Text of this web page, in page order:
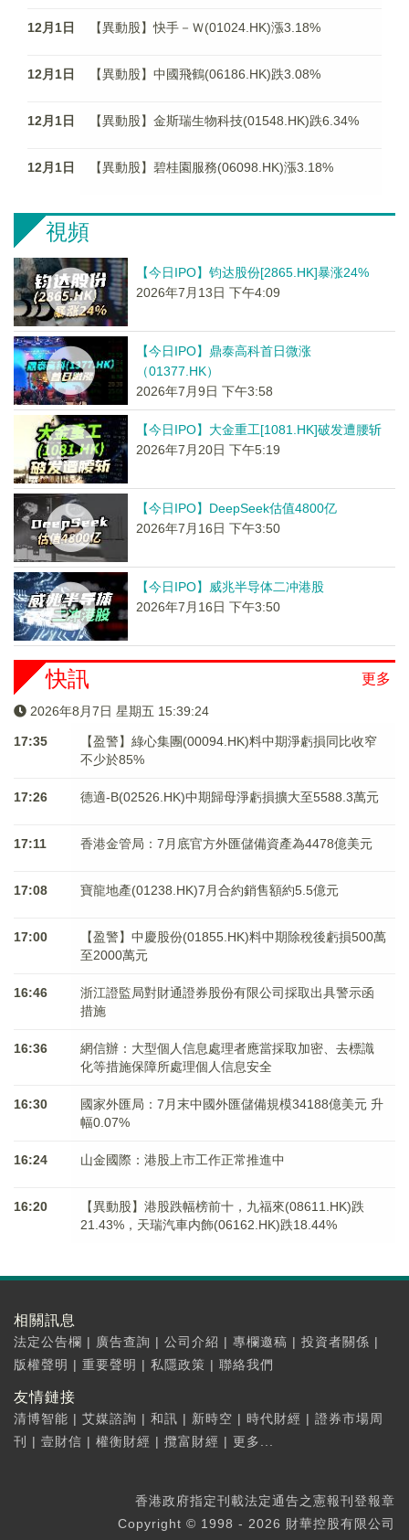
12月1日 【異動股】快手－Ｗ(01024.HK)漲3.18%
12月1日 【異動股】中國飛鶴(06186.HK)跌3.08%
12月1日 【異動股】金斯瑞生物科技(01548.HK)跌6.34%
12月1日 【異動股】碧桂園服務(06098.HK)漲3.18%
視頻
【今日IPO】钧达股份[2865.HK]暴涨24%
2026年7月13日 下午4:09
【今日IPO】鼎泰高科首日微涨
（01377.HK）
2026年7月9日 下午3:58
【今日IPO】大金重工[1081.HK]破发遭腰斩
2026年7月20日 下午5:19
【今日IPO】DeepSeek估值4800亿
2026年7月16日 下午3:50
【今日IPO】威兆半导体二冲港股
2026年7月16日 下午3:50
更多
快訊
2026年8月7日 星期五 15:39:25
17:35
【盈警】綠心集團(00094.HK)料中期淨虧損同比收窄
不少於85%
17:26 德適-B(02526.HK)中期歸母淨虧損擴大至5588.3萬元
17:11 香港金管局：7月底官方外匯儲備資產為4478億美元
17:08 寶龍地產(01238.HK)7月合約銷售額約5.5億元
17:00
【盈警】中慶股份(01855.HK)料中期除稅後虧損500萬
至2000萬元
16:46
浙江證監局對財通證券股份有限公司採取出具警示函
措施
16:36
網信辦：大型個人信息處理者應當採取加密、去標識
化等措施保障所處理個人信息安全
16:30
國家外匯局：7月末中國外匯儲備規模34188億美元 升
幅0.07%
16:24 山金國際：港股上市工作正常推進中
16:20
【異動股】港股跌幅榜前十，九福來(08611.HK)跌
21.43%，天瑞汽車内飾(06162.HK)跌18.44%
相關訊息
法定公告欄 | 廣告查詢 | 公司介紹 | 專欄邀稿 | 投資者關係 |
版權聲明 | 重要聲明 | 私隱政策 | 聯絡我們
友情鏈接
清博智能 | 艾媒諮詢 | 和訊 | 新時空 | 時代財經 | 證券市場周
刊
| 壹財信 | 權衡財經 | 攬富財經 | 更多...
香港政府指定刊載法定通告之憲報刊登報章
Copyright © 1998 - 2026 財華控股有限公司